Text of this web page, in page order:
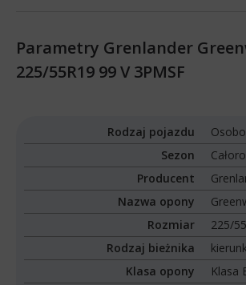
Parametry Grenlander
225/55R19 99 V 3PMSF
Rodzaj pojazdu
Sezon
Producent
Nazwa opony
Rozmiar
225/
Rodzaj bieżnika
Klasa opony
Klasa